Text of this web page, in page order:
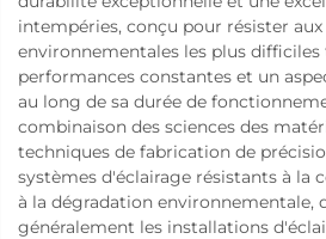
intempéries, conçu pour résister
environnementales les plus
performances constantes et un
au long de sa durée de
combinaison des sciences des
techniques de fabrication de
systèmes d'éclairage résistants à la
à la dégradation environnementale,
généralement les installations